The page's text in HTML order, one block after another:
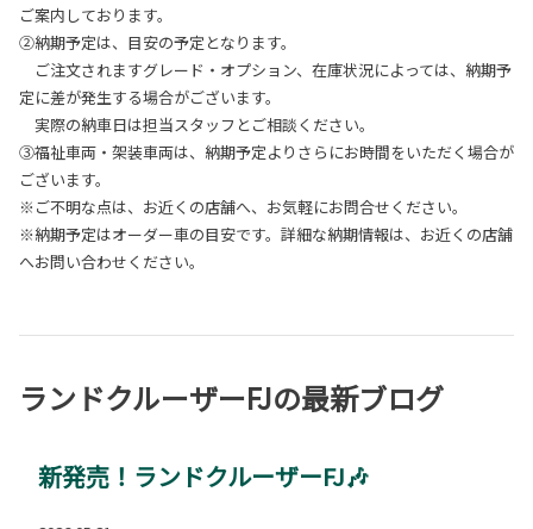
ご案内しております。
②納期予定は、目安の予定となります。
ご注文されますグレード・オプション、在庫状況によっては、納期予
定に差が発生する場合がございます。
実際の納車日は担当スタッフとご相談ください。
③福祉車両・架装車両は、納期予定よりさらにお時間をいただく場合が
ございます。
※ご不明な点は、お近くの店舗へ、お気軽にお問合せください。
※納期予定はオーダー車の目安です。詳細な納期情報は、お近くの店舗
へお問い合わせください。
ランドクルーザーFJの最新ブログ
新発売！ランドクルーザーFJ🎶